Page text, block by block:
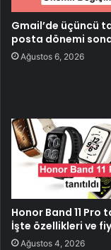
Gmail’de üçüncü
posta dönemi
Ağustos 6, 2026
Honor Band 11 Pro
İşte özellikleri ve
Ağustos 4, 2026